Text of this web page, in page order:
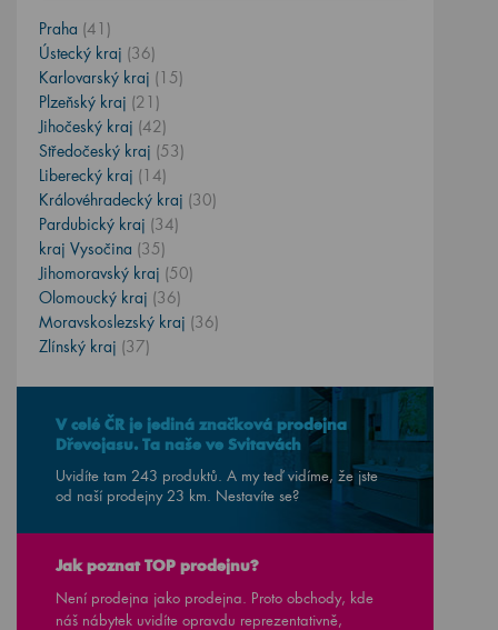
Praha (41)
Ústecký kraj (36)
Karlovarský kraj (15)
Plzeňský kraj (21)
Jihočeský kraj (42)
Středočeský kraj (53)
Liberecký kraj (14)
Královéhradecký kraj (30)
Pardubický kraj (34)
kraj Vysočina (35)
Jihomoravský kraj (50)
Olomoucký kraj (36)
Moravskoslezský kraj (36)
Zlínský kraj (37)
V celé ČR je jediná značková prodejna
Dřevojasu. Ta naše ve Svitavách
Uvidíte tam 243 produktů. A my teď vidíme, že jste
od naší prodejny 23 km. Nestavíte se?
Jak poznat TOP prodejnu?
Není prodejna jako prodejna. Proto obchody, kde
náš nábytek uvidíte opravdu reprezentativně,